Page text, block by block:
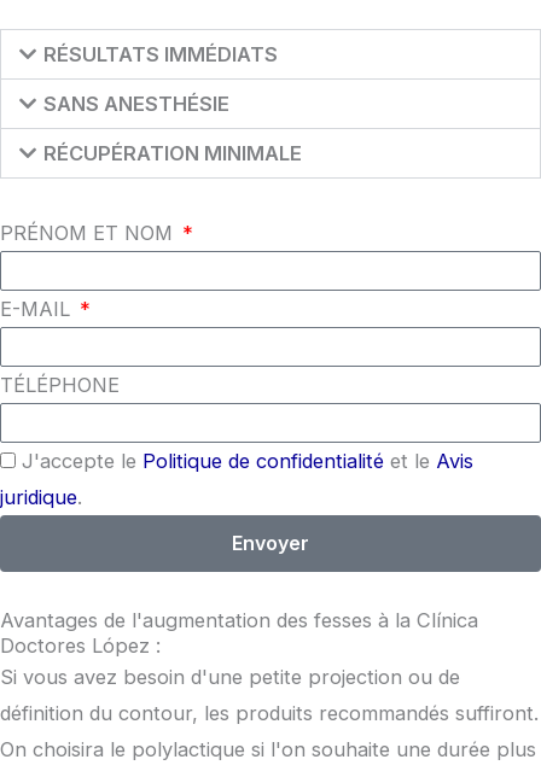
RÉSULTATS IMMÉDIATS
SANS ANESTHÉSIE
RÉCUPÉRATION MINIMALE
PRÉNOM ET NOM
E-MAIL
TÉLÉPHONE
J'accepte le Politique de confidentialité et le Avis
juridique.
Envoyer
Avantages de l'augmentation des fesses à la Clínica
Doctores López :
Si vous avez besoin d'une petite projection ou de
définition du contour, les produits recommandés suffiront.
On choisira le polylactique si l'on souhaite une durée plus